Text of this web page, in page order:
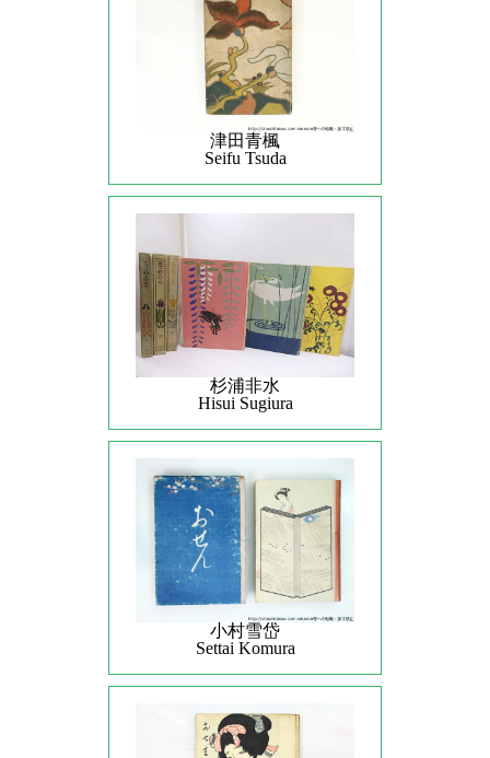
津田青楓
Seifu Tsuda
杉浦非水
Hisui Sugiura
小村雪岱
Settai Komura